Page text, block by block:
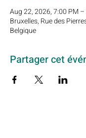
Aug 22, 2026, 7:00 PM
Bruxelles, Rue des
Belgique
Partager cet